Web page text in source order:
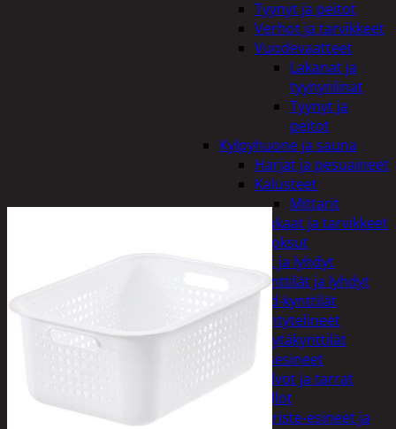
Tyynyt ja peitot
Verhot ja tarvikkeet
Vuodevaatteet
Lakanat ja
tyynynlinat
Tyynyt ja
peitot
Kylpyhuone ja sauna
Harjat ja pesuaineet
Kalusteet
Mittarit
Kiukaat ja tarvikkeet
Tuoksut
Kynttilät ja lyhdyt
Kynttilät ja lyhdyt
Led-kynttilät
Lyhtytelineet
Pöytäkynttilät
Sisustusesineet
Kalvot ja tarrat
Kellot
Koriste-esineet ja